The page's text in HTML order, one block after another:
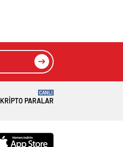
KRIPTO PARALAR
CANLI